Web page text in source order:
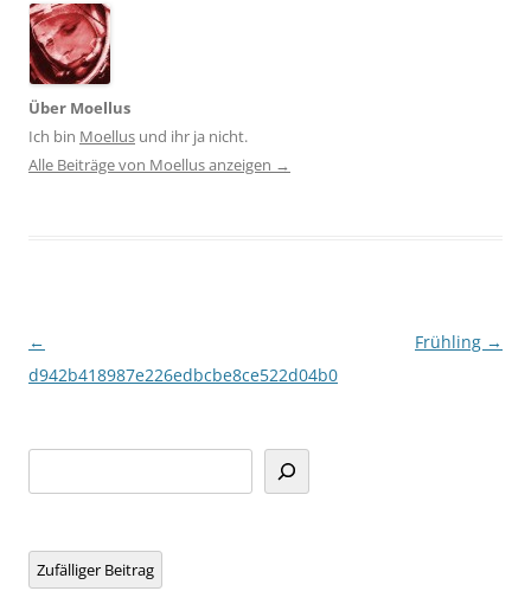
Über Moellus
Ich bin Moellus und ihr ja nicht.
Alle Beiträge von Moellus anzeigen →
Beitragsnavigation
←
d942b418987e226edbcbe8ce522d04b0
Frühling →
Zufälliger Beitrag